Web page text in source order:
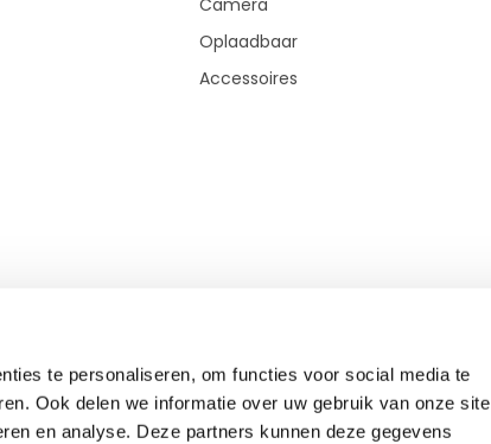
te personaliseren, om functies voor social media te
Ook delen we informatie over uw gebruik van onze site
en analyse. Deze partners kunnen deze gegevens
Camera
Oplaadbaar
Accessoires